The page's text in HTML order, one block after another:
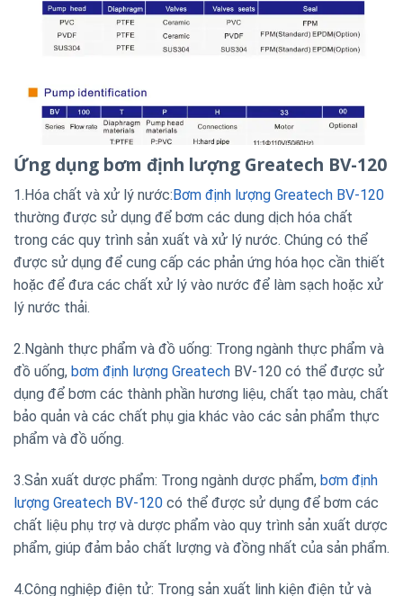
Ứng dụng bơm định lượng Greatech BV-120
1.Hóa chất và xử lý nước: Bơm định lượng Greatech BV-120
thường được sử dụng để bơm các dung dịch hóa chất
trong các quy trình sản xuất và xử lý nước. Chúng có thể
được sử dụng để cung cấp các phản ứng hóa học cần thiết
hoặc để đưa các chất xử lý vào nước để làm sạch hoặc xử
lý nước thải.
2.Ngành thực phẩm và đồ uống: Trong ngành thực phẩm và
đồ uống, bơm định lượng Greatech BV-120 có thể được sử
dụng để bơm các thành phần hương liệu, chất tạo màu, chất
bảo quản và các chất phụ gia khác vào các sản phẩm thực
phẩm và đồ uống.
3.Sản xuất dược phẩm: Trong ngành dược phẩm, bơm định
lượng Greatech BV-120 có thể được sử dụng để bơm các
chất liệu phụ trợ và dược phẩm vào quy trình sản xuất dược
phẩm, giúp đảm bảo chất lượng và đồng nhất của sản phẩm.
4.Công nghiệp điện tử: Trong sản xuất linh kiện điện tử và